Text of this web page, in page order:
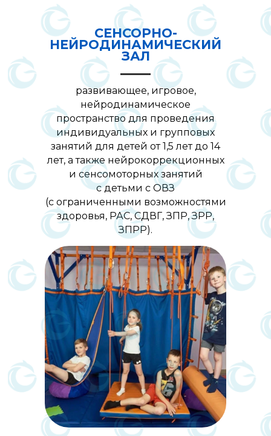
СЕНСОРНО-
НЕЙРОДИНАМИЧЕСКИЙ
ЗАЛ
развивающее, игровое,
нейродинамическое
пространство для проведения
индивидуальных и групповых
занятий для детей от 1,5 лет до 14
лет, а также нейрокоррекционных
и сенсомоторных занятий
с детьми с ОВЗ
(с ограниченными возможностями
здоровья, РАС, СДВГ, ЗПР, ЗРР,
ЗПРР).